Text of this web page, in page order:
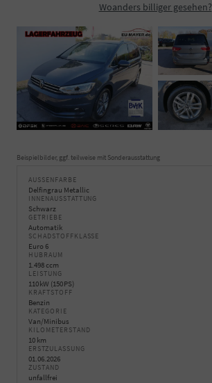
Woanders billiger gesehen?
Beispielbilder, ggf. teilweise mit Sonderausstattung
AUSSENFARBE
Delfingrau Metallic
INNENAUSSTATTUNG
Schwarz
GETRIEBE
Automatik
SCHADSTOFFKLASSE
Euro 6
HUBRAUM
1.498 ccm
LEISTUNG
110 kW (150 PS)
KRAFTSTOFF
Benzin
KATEGORIE
Van/Minibus
KILOMETERSTAND
10 km
ERSTZULASSUNG
01.06.2026
ZUSTAND
unfallfrei